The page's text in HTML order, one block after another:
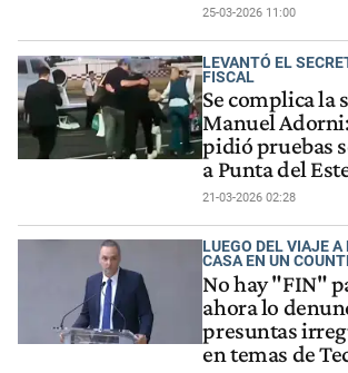
25-03-2026 11:00
LEVANTÓ EL
FISCAL
Se complica la
Manuel
pidió pruebas
a Punta del
21-03-2026 02:28
LUEGO DEL VIAJE A
CASA EN UN
No hay "FIN"
ahora lo
presuntas
en temas de